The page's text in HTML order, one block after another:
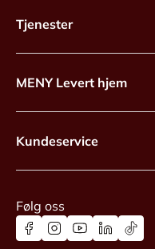
Tjenester
MENY Levert hjem
Kundeservice
Følg oss